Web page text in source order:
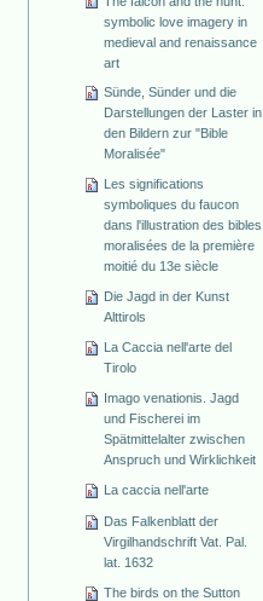
symbolic love imagery in
medieval and renaissance
art
Sünde, Sünder und die
Darstellungen der Laster in
den Bildern zur "Bible
Moralisée"
Les significations
symboliques du faucon
dans l'illustration des bibles
moralisées de la première
moitié du 13e siècle
Die Jagd in der Kunst
Alttirols
La Caccia nell'arte del
Tirolo
Imago venationis. Jagd
und Fischerei im
Spätmittelalter zwischen
Anspruch und Wirklichkeit
La caccia nell'arte
Das Falkenblatt der
Virgilhandschrift Vat. Pal.
lat. 1632
The birds on the Sutton